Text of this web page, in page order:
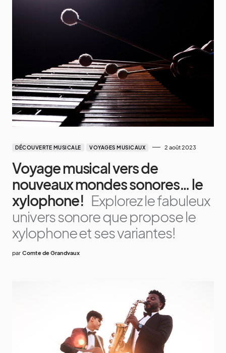
DÉCOUVERTE MUSICALE VOYAGES MUSICAUX 2 août 2023
Voyage musical vers de
nouveaux mondes sonores… le
xylophone ! Explorez le fabuleux
univers sonore que propose le
xylophone et ses variantes!
par Comte de Grandvaux